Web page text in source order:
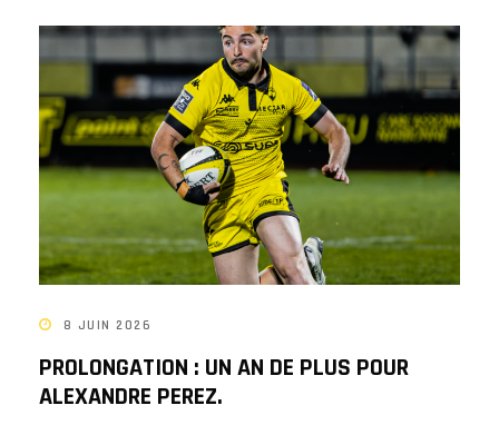
8 JUIN 2026
PROLONGATION : UN AN DE PLUS POUR
ALEXANDRE PEREZ.